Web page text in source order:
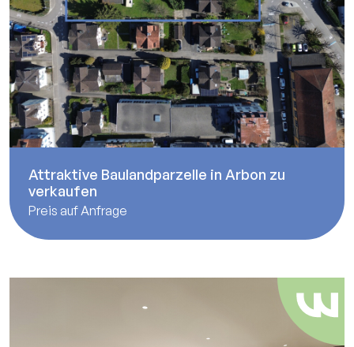
Attraktive Baulandparzelle in Arbon zu
verkaufen
Preis auf Anfrage